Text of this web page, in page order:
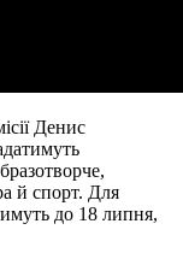
Денис
й спорт. Для
до 18 липня,